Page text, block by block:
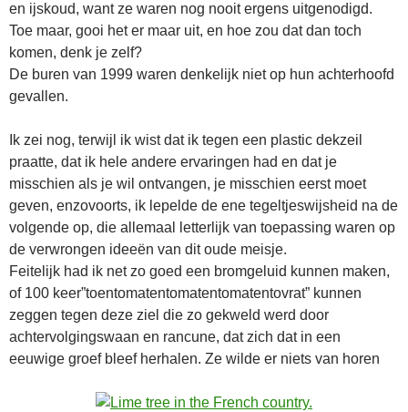
en ijskoud, want ze waren nog nooit ergens uitgenodigd.
Toe maar, gooi het er maar uit, en hoe zou dat dan toch
komen, denk je zelf?
De buren van 1999 waren denkelijk niet op hun achterhoofd
gevallen.
Ik zei nog, terwijl ik wist dat ik tegen een plastic dekzeil
praatte, dat ik hele andere ervaringen had en dat je
misschien als je wil ontvangen, je misschien eerst moet
geven, enzovoorts, ik lepelde de ene tegeltjeswijsheid na de
volgende op, die allemaal letterlijk van toepassing waren op
de verwrongen ideeën van dit oude meisje.
Feitelijk had ik net zo goed een bromgeluid kunnen maken,
of 100 keer”toentomatentomatentomatentovrat” kunnen
zeggen tegen deze ziel die zo gekweld werd door
achtervolgingswaan en rancune, dat zich dat in een
eeuwige groef bleef herhalen. Ze wilde er niets van horen